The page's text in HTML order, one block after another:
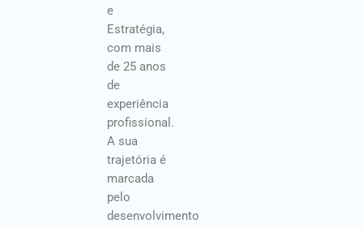
e
Estratégia,
com mais
de 25 anos
de
experiência
profissional.
A sua
trajetória é
marcada
pelo
desenvolvimento